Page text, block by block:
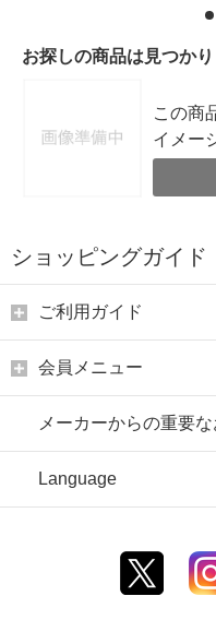
お探しの商品は見つか
この商
イメー
ショッピングガイド
ご利用ガイド
会員メニュー
メーカーからの重要
Language